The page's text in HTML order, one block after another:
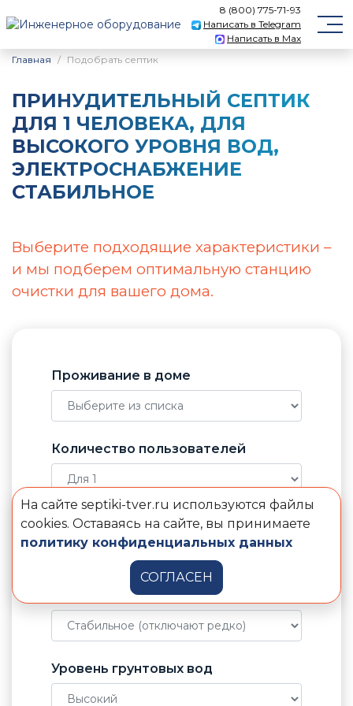
8 (800) 775-71-93
Написать в Telegram
Написать в Max
Главная
Подобрать септик
ПРИНУДИТЕЛЬНЫЙ CЕПТИК
ДЛЯ 1 ЧЕЛОВЕКА, ДЛЯ
ВЫСОКОГО УРОВНЯ ВОД,
ЭЛЕКТРОСНАБЖЕНИЕ
СТАБИЛЬНОЕ
Выберите подходящие характеристики –
и мы подберем оптимальную станцию
очистки для вашего дома.
Проживание в доме
Количество пользователей
Отвод воды от септика
Электричество в доме
Уровень грунтовых вод
На сайте septiki-tver.ru используются файлы
cookies. Оставаясь на сайте, вы принимаете
политику конфиденциальных данных
СОГЛАСЕН